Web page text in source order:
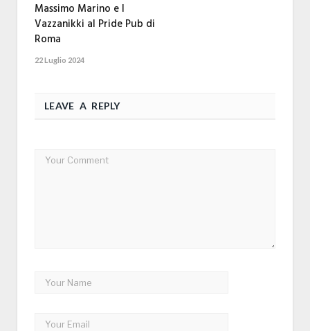
Massimo Marino e I
Vazzanikki al Pride Pub di
Roma
22 Luglio 2024
LEAVE A REPLY